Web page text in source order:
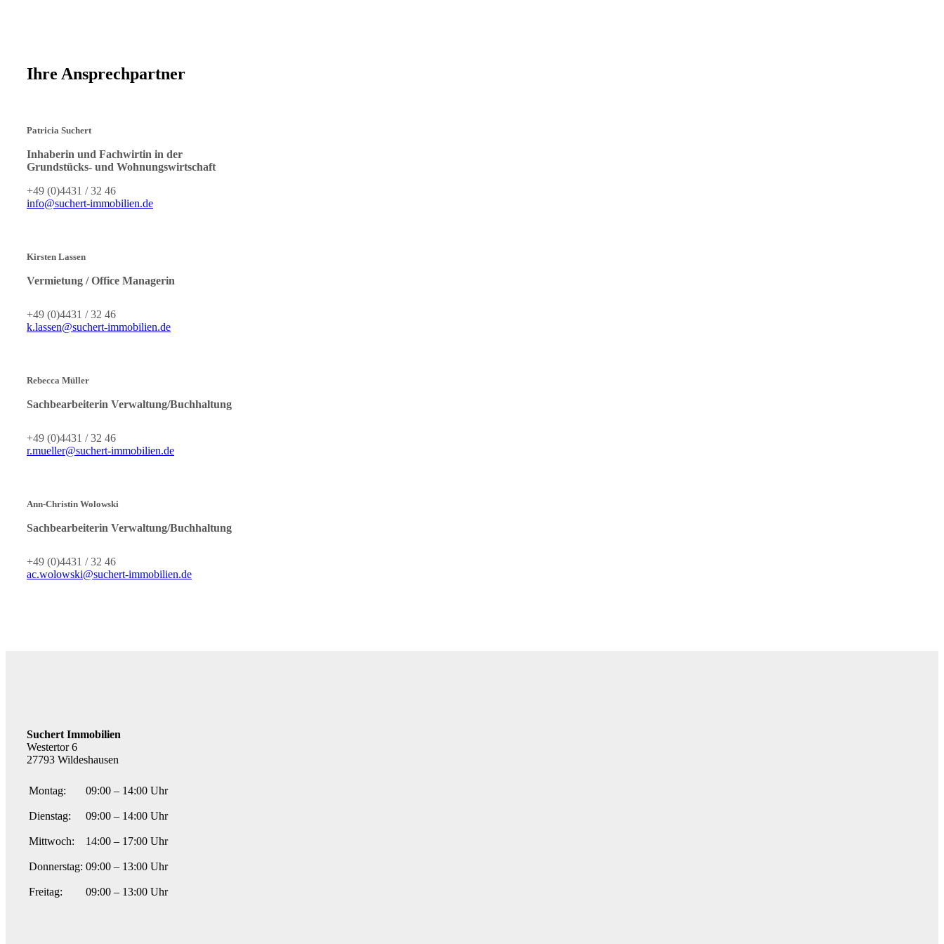
Ihre Ansprechpartner
Patricia Suchert
Inhaberin und Fachwirtin in der
Grundstücks- und Wohnungswirtschaft
+49 (0)4431 / 32 46
info@suchert-immobilien.de
Kirsten Lassen
Vermietung / Office Managerin
+49 (0)4431 / 32 46
k.lassen@suchert-immobilien.de
Rebecca Müller
Sachbearbeiterin Verwaltung/Buchhaltung
+49 (0)4431 / 32 46
r.mueller@suchert-immobilien.de
Ann-Christin Wolowski
Sachbearbeiterin Verwaltung/Buchhaltung
+49 (0)4431 / 32 46
ac.wolowski@suchert-immobilien.de
Suchert Immobilien
Westertor 6
27793 Wildeshausen
Montag: 09:00 – 14:00 Uhr
Dienstag: 09:00 – 14:00 Uhr
Mittwoch: 14:00 – 17:00 Uhr
Donnerstag: 09:00 – 13:00 Uhr
Freitag: 09:00 – 13:00 Uhr